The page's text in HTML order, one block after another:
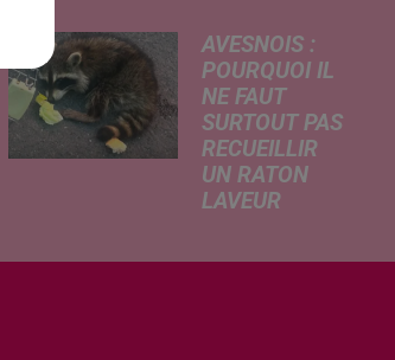
AVESNOIS :
POURQUOI IL
NE FAUT
SURTOUT PAS
RECUEILLIR
UN RATON
LAVEUR